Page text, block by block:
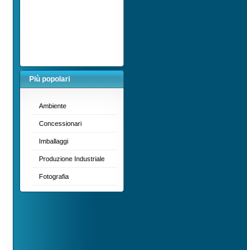
Più popolari
Ambiente
Concessionari
Imballaggi
Produzione Industriale
Fotografia